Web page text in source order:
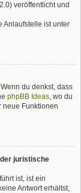
veröffentlicht und
Anlaufstelle ist unter
du denkst, dass
phpBB Ideas, wo du
neue Funktionen
juristische
ist, ist ein
Antwort erhältst,